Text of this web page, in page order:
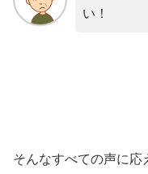
い！
そんなすべての声に応